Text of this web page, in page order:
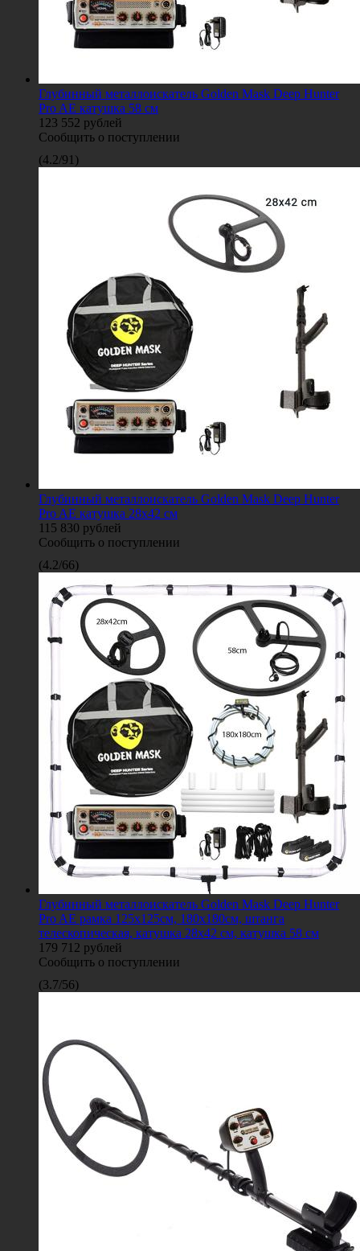
Глубинный металлоискатель Golden Mask Deep Hunter
Pro AE катушка 58 см
123 552 рублей
Сообщить о поступлении
(4.2/91 )
Глубинный металлоискатель Golden Mask Deep Hunter
Pro AE катушка 28х42 см
115 830 рублей
Сообщить о поступлении
(4.2/66)
Глубинный металлоискатель Golden Mask Deep Hunter
Pro AE рамка 125х125см, 180х180см, штанга
телескопическая, катушка 28х42 см, катушка 58 см
179 712 рублей
Сообщить о поступлении
(3.7/56)